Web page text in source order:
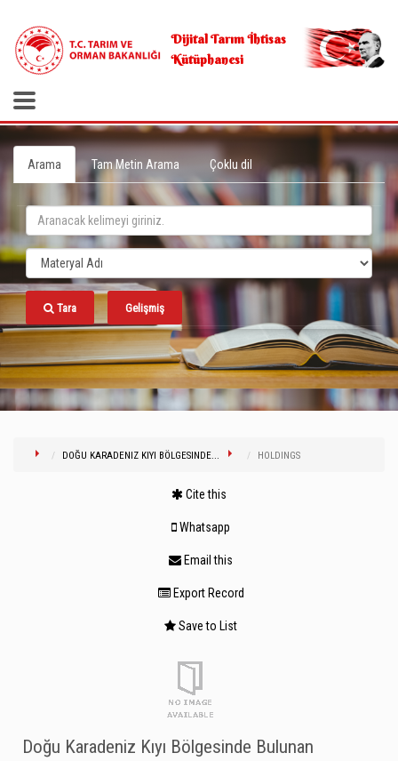
Dijital Tarım İhtisas
Kütüphanesi
Arama Tam Metin Arama Çoklu dil
Tara Gelişmiş
DOĞU KARADENIZ KIYI BÖLGESINDE... HOLDINGS
Cite this
Whatsapp
Email this
Export Record
Save to List
Doğu Karadeniz Kıyı Bölgesinde Bulunan